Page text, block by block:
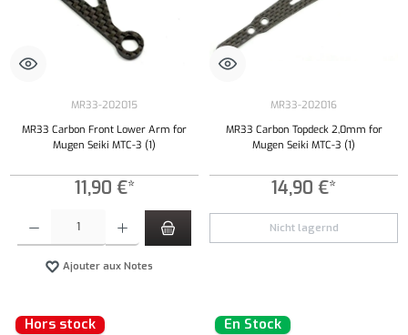
MR33-202015
MR33 Carbon Front Lower Arm for
Mugen Seiki MTC-3 (1)
11,90 €*
Quantité de produit : Entrez la quantité souhaitée ou utilisez les boutons pour augmenter
Ajouter aux Notes
MR33-202016
MR33 Carbon Topdeck 2,0mm for
Mugen Seiki MTC-3 (1)
14,90 €*
Nicht lagernd
Hors stock En Stock